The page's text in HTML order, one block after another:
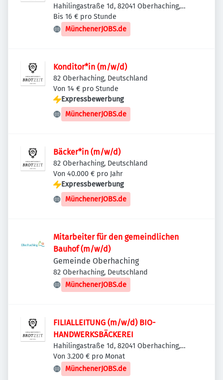
Hahilingastraße 1d, 82041 Oberhaching,
Deutschland
Bis 16 € pro Stunde
MünchenerJOBS.de
Konditor*in (m/w/d)
82 Oberhaching, Deutschland
Von 14 € pro Stunde
Expressbewerbung
MünchenerJOBS.de
Bäcker*in (m/w/d)
82 Oberhaching, Deutschland
Von 40.000 € pro Jahr
Expressbewerbung
MünchenerJOBS.de
Mitarbeiter für den gemeindlichen
Bauhof (m/w/d)
Gemeinde Oberhaching
82 Oberhaching, Deutschland
MünchenerJOBS.de
FILIALLEITUNG (m/w/d) BIO-
HANDWERKSBÄCKEREI
Hahilingastraße 1d, 82041 Oberhaching,
Deutschland
Von 3.200 € pro Monat
MünchenerJOBS.de